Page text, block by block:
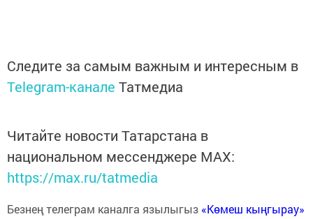
Следите за самым важным и интересным в
Telegram-канале Татмедиа
Читайте новости Татарстана в
национальном мессенджере MАХ:
https://max.ru/tatmedia
Безнең телеграм каналга язылыгыз «Көмеш кыңгырау»